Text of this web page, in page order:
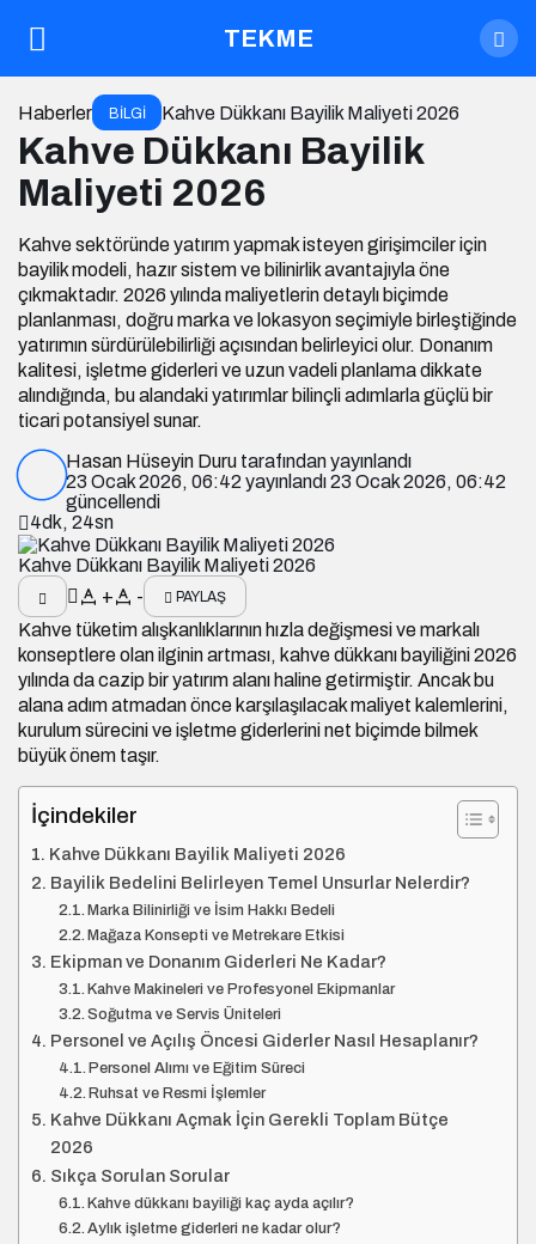
TEKME
Haberler BILGI Kahve Dükkanı Bayilik Maliyeti 2026
Kahve Dükkanı Bayilik
Maliyeti 2026
Kahve sektöründe yatırım yapmak isteyen girişimciler için
bayilik modeli, hazır sistem ve bilinirlik avantajıyla öne
çıkmaktadır. 2026 yılında maliyetlerin detaylı biçimde
planlanması, doğru marka ve lokasyon seçimiyle birleştiğinde
yatırımın sürdürülebilirliği açısından belirleyici olur. Donanım
kalitesi, işletme giderleri ve uzun vadeli planlama dikkate
alındığında, bu alandaki yatırımlar bilinçli adımlarla güçlü bir
ticari potansiyel sunar.
Hasan Hüseyin Duru tarafından yayınlandı
23 Ocak 2026, 06:42 yayınlandı23 Ocak 2026, 06:42
güncellendi
4dk, 24sn
Kahve Dükkanı Bayilik Maliyeti 2026
+
- PAYLAŞ
Kahve tüketim alışkanlıklarının hızla değişmesi ve markalı
konseptlere olan ilginin artması, kahve dükkanı bayiliğini 2026
yılında da cazip bir yatırım alanı haline getirmiştir. Ancak bu
alana adım atmadan önce karşılaşılacak maliyet kalemlerini,
kurulum sürecini ve işletme giderlerini net biçimde bilmek
büyük önem taşır.
İçindekiler
Kahve Dükkanı Bayilik Maliyeti 2026
Bayilik Bedelini Belirleyen Temel Unsurlar Nelerdir?
Marka Bilinirliği ve İsim Hakkı Bedeli
Mağaza Konsepti ve Metrekare Etkisi
Ekipman ve Donanım Giderleri Ne Kadar?
Kahve Makineleri ve Profesyonel Ekipmanlar
Soğutma ve Servis Üniteleri
Personel ve Açılış Öncesi Giderler Nasıl Hesaplanır?
Personel Alımı ve Eğitim Süreci
Ruhsat ve Resmi İşlemler
Kahve Dükkanı Açmak İçin Gerekli Toplam Bütçe
2026
Sıkça Sorulan Sorular
Kahve dükkanı bayiliği kaç ayda açılır?
Aylık işletme giderleri ne kadar olur?